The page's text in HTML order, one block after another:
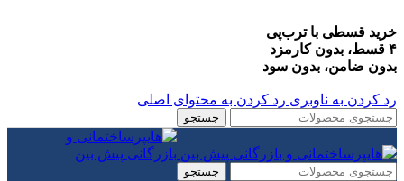
خرید قسطی با ترب‌پی
۴ قسط، بدون کارمزد
بدون ضامن، بدون سود
رد کردن به ناوبری رد کردن به محتوای اصلی
جستجو
جستجو